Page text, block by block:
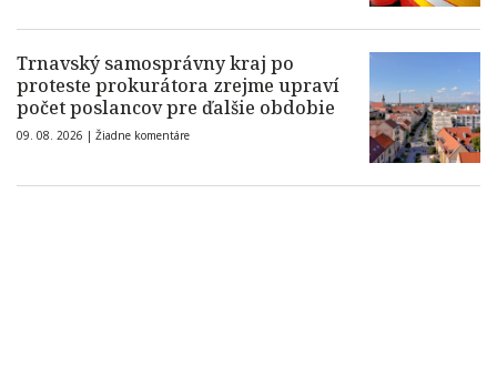
Trnavský samosprávny kraj po
proteste prokurátora zrejme upraví
počet poslancov pre ďalšie obdobie
09. 08. 2026 | Žiadne komentáre